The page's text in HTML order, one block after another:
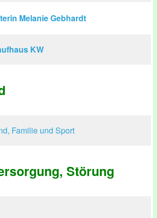
Melanie Gebhardt
KW
Familie und Sport
Störung